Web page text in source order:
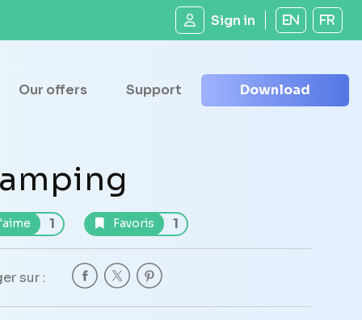
Sign in EN FR
Our offers Support Download
1 Favoris 1
sur :